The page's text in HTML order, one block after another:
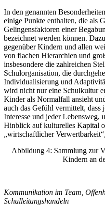
In den genannten
einige Punkte enthalten, die als
Gelingensfaktoren einer
bezeichnet werden können.
gegenüber Kindern und allen
von flachen Hierarchien und
insbesondere die zahlreichen
Schulorganisation, die
Individualisierung und
wird nicht nur eine Schulkultur
Kinder als Normalfall ansieht
auch das Gefühl vermittelt,
Interesse und jeder
Hinblick auf kulturelles Kapital
„wirtschaftlicher
Abbildung 4: Sammlung zur
Kindern an
Kommunikation im Team,
Schulleitungshandeln